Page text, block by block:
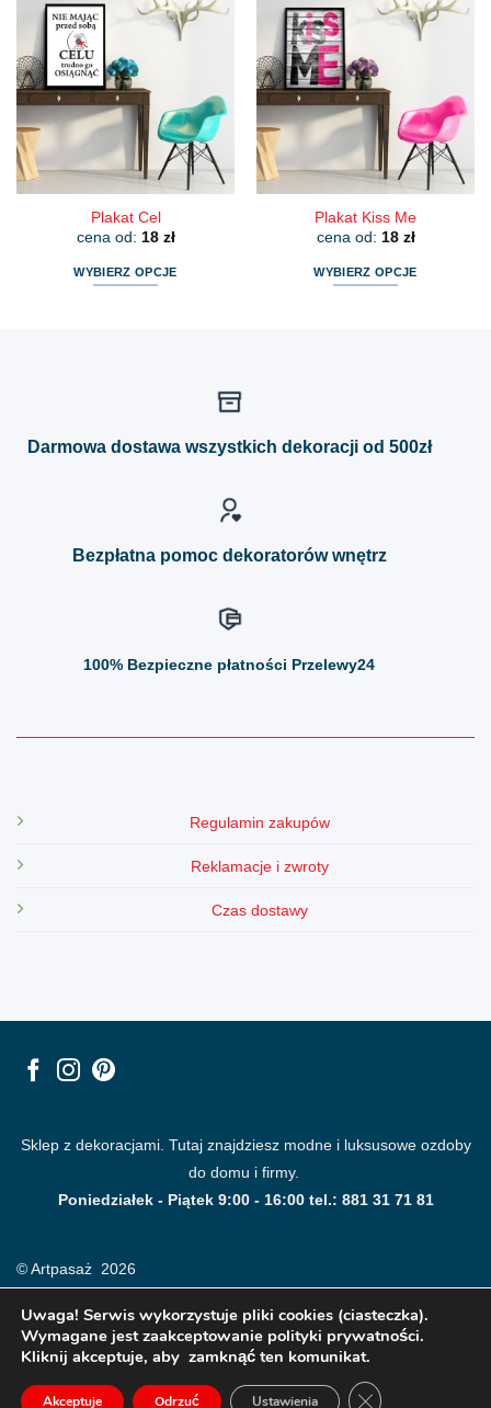
wiele
wariantów.
Opcje
można
wybrać
na
stronie
produktu
wiele
wariantów.
Opcje
można
wybrać
na
stronie
produktu
Plakat Cel
cena od: 18 zł
WYBIERZ OPCJE
Plakat Kiss Me
cena od: 18 zł
WYBIERZ OPCJE
Darmowa dostawa wszystkich dekoracji od 500zł
Bezpłatna pomoc dekoratorów wnętrz
100% Bezpieczne płatności Przelewy24
Regulamin zakupów
Reklamacje i zwroty
Czas dostawy
Sklep z dekoracjami. Tutaj znajdziesz modne i luksusowe ozdoby
do domu i firmy.
Poniedziałek - Piątek 9:00 - 16:00 tel.: 881 31 71 81
© Artpasaż 2026
Modne plakaty, obrazy, fototapety i dekoracje na ściany.
Uwaga! Serwis wykorzystuje pliki cookies (ciasteczka).
Wymagane jest zaakceptowanie polityki prywatności.
Kliknij akceptuje, aby zamknąć ten komunikat.
Akceptuje Odrzuć Ustawienia ZAMKNIJ